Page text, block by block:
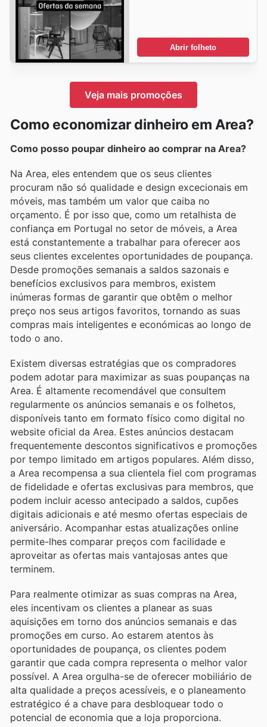
Abrir folheto
Veja mais promoções
Como economizar dinheiro em Area?
Como posso poupar dinheiro ao comprar na Area?
Na Area, eles entendem que os seus clientes
procuram não só qualidade e design excecionais em
móveis, mas também um valor que caiba no
orçamento. É por isso que, como um retalhista de
confiança em Portugal no setor de móveis, a Area
está constantemente a trabalhar para oferecer aos
seus clientes excelentes oportunidades de poupança.
Desde promoções semanais a saldos sazonais e
benefícios exclusivos para membros, existem
inúmeras formas de garantir que obtêm o melhor
preço nos seus artigos favoritos, tornando as suas
compras mais inteligentes e económicas ao longo de
todo o ano.
Existem diversas estratégias que os compradores
podem adotar para maximizar as suas poupanças na
Area. É altamente recomendável que consultem
regularmente os anúncios semanais e os folhetos,
disponíveis tanto em formato físico como digital no
website oficial da Area. Estes anúncios destacam
frequentemente descontos significativos e promoções
por tempo limitado em artigos populares. Além disso,
a Area recompensa a sua clientela fiel com programas
de fidelidade e ofertas exclusivas para membros, que
podem incluir acesso antecipado a saldos, cupões
digitais adicionais e até mesmo ofertas especiais de
aniversário. Acompanhar estas atualizações online
permite-lhes comparar preços com facilidade e
aproveitar as ofertas mais vantajosas antes que
terminem.
Para realmente otimizar as suas compras na Area,
eles incentivam os clientes a planear as suas
aquisições em torno dos anúncios semanais e das
promoções em curso. Ao estarem atentos às
oportunidades de poupança, os clientes podem
garantir que cada compra representa o melhor valor
possível. A Area orgulha-se de oferecer mobiliário de
alta qualidade a preços acessíveis, e o planeamento
estratégico é a chave para desbloquear todo o
potencial de economia que a loja proporciona.